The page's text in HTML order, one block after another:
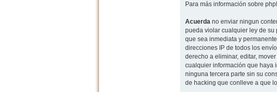
Para más información sobre
Acuerdano enviar ningun
pueda violar cualquier ley de su
que sea inmediata y
direcciones IP de todos los
derecho a eliminar, editar,
cualquier información que haya
ninguna tercera parte sin su
de hacking que conlleve a que